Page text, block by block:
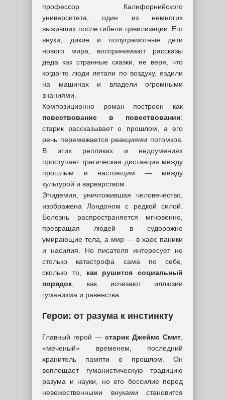
профессор Калифорнийского
университета, один из немногих
выживших после гибели цивилизации. Его
внуки, дикие и полуграмотные дети
нового мира, воспринимают рассказы
деда как странные сказки, не веря, что
когда-то люди летали по воздуху, ездили
на машинах и владели огромными
знаниями.
Композиционно роман построен как
повествование в повествовании:
старик рассказывает о прошлом, а его
речь перемежается реакциями потомков.
В этих репликах и недоумениях
проступает трагическая дистанция между
прошлым и настоящим — между
культурой и варварством.
Эпидемия, уничтожившая человечество,
изображена Лондоном с редкой силой.
Болезнь распространяется мгновенно,
превращая людей в судорожно
умирающие тела, а мир — в хаос паники
и насилия. Но писателя интересует не
столько катастрофа сама по себе,
сколько то, как рушится социальный
порядок , как исчезают иллюзии
гуманизма и равенства.
Герои: от разума к инстинкту
Главный герой — старик Джеймс Смит
«меченый» временем, последний
хранитель памяти о прошлом. Он
воплощает гуманистическую традицию
разума и науки, но его бессилие перед
невежественными внуками становится